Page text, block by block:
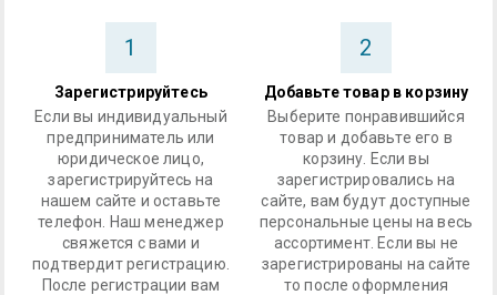
1
Зарегистрируйтесь
Если вы индивидуальный
предприниматель или
юридическое лицо,
зарегистрируйтесь на
нашем сайте и оставьте
телефон. Наш менеджер
свяжется с вами и
подтвердит регистрацию.
После регистрации вам
2
Добавьте товар в корзину
Выберите понравившийся
товар и добавьте его в
корзину. Если вы
зарегистрировались на
сайте, вам будут доступные
персональные цены на весь
ассортимент. Если вы не
зарегистрированы на сайте
то после оформления